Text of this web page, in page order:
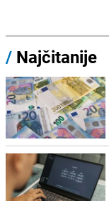
/ Najčitanije